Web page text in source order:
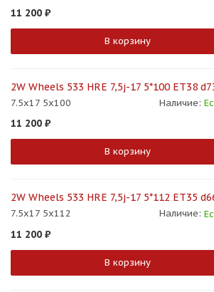
11 200 ₽
В корзину
2W Wheels 533 HRE 7,5j-17 5*100 ET38
7.5x17 5x100 Наличие:
11 200 ₽
В корзину
2W Wheels 533 HRE 7,5j-17 5*112 ET35
7.5x17 5x112 Наличие:
11 200 ₽
В корзину